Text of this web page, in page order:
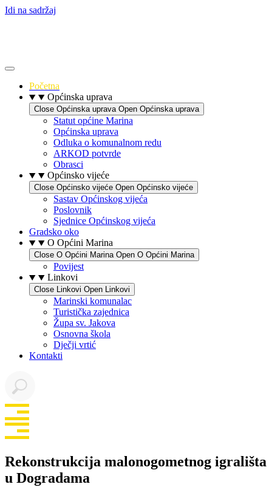
Idi na sadržaj
Početna
Općinska uprava
Close Općinska uprava Open Općinska uprava
Statut općine Marina
Općinska uprava
Odluka o komunalnom redu
ARKOD potvrde
Obrasci
Općinsko vijeće
Close Općinsko vijeće Open Općinsko vijeće
Sastav Općinskog vijeća
Poslovnik
Sjednice Općinskog vijeća
Gradsko oko
O Općini Marina
Close O Općini Marina Open O Općini Marina
Povijest
Linkovi
Close Linkovi Open Linkovi
Marinski komunalac
Turistička zajednica
Župa sv. Jakova
Osnovna škola
Dječji vrtić
Kontakti
Rekonstrukcija malonogometnog igrališta
u Dogradama